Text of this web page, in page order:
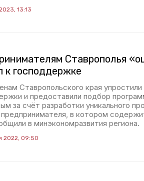
13:13
Ставрополья
к господдержке
Ставропольского края
и предоставили подбор
за счёт разработки уникального
в котором
в минэкономразвития региона.
2022, 09:50